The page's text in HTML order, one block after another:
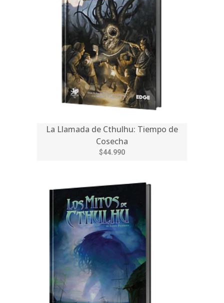
La Llamada de Cthulhu: Tiempo de
Cosecha
$44.990